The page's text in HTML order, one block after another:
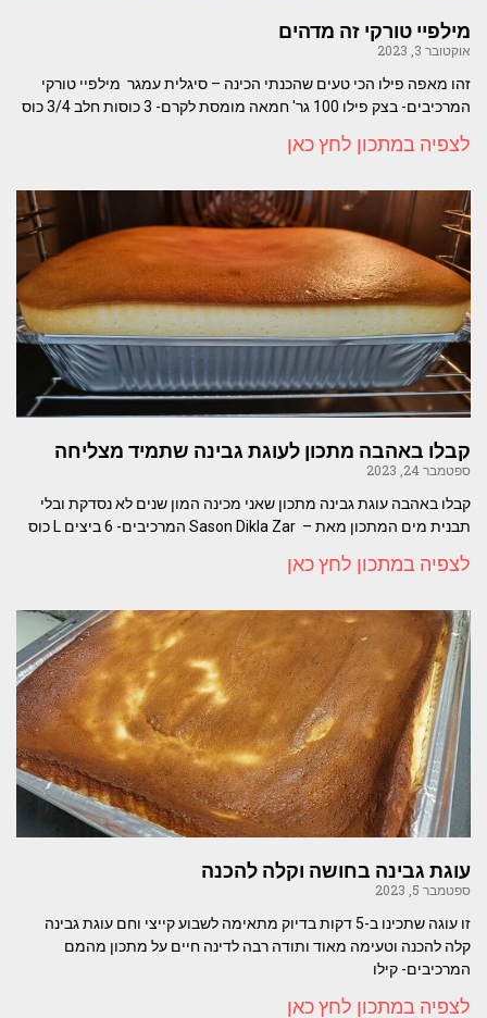
מילפיי טורקי זה מדהים
אוקטובר 3, 2023
זהו מאפה פילו הכי טעים שהכנתי הכינה – סיגלית עמגר מילפיי טורקי
המרכיבים- בצק פילו 100 גר' חמאה מומסת לקרם- 3 כוסות חלב 3/4 כוס
לצפיה במתכון לחץ כאן
קבלו באהבה מתכון לעוגת גבינה שתמיד מצליחה
ספטמבר 24, 2023
קבלו באהבה עוגת גבינה מתכון שאני מכינה המון שנים לא נסדקת ובלי
תבנית מים המתכון מאת – Sason Dikla Zar המרכיבים- 6 ביצים L כוס
לצפיה במתכון לחץ כאן
עוגת גבינה בחושה וקלה להכנה
ספטמבר 5, 2023
זו עוגה שתכינו ב-5 דקות בדיוק מתאימה לשבוע קייצי וחם עוגת גבינה
קלה להכנה וטעימה מאוד ותודה רבה לדינה חיים על מתכון מהמם
המרכיבים- קילו
לצפיה במתכון לחץ כאן